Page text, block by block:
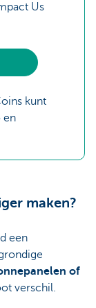
Us
kunt
en
maken?
een
of
verschil.